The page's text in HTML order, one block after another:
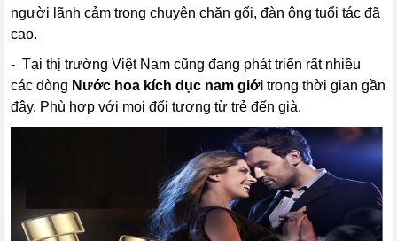
người lãnh cảm trong chuyện chăn gối, đàn ông tuổi tác đã
cao.
- Tại thị trường Việt Nam cũng đang phát triển rất nhiều
các dòng Nước hoa kích dục nam giới trong thời gian gần
đây. Phù hợp với mọi đối tượng từ trẻ đến già.